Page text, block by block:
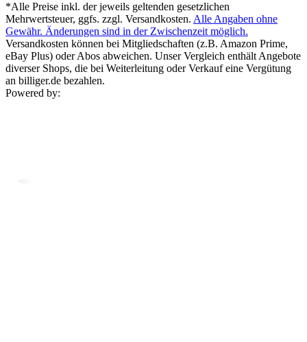
*Alle Preise inkl. der jeweils geltenden gesetzlichen
Mehrwertsteuer, ggfs. zzgl. Versandkosten. Alle Angaben ohne
Gewähr. Änderungen sind in der Zwischenzeit möglich.
Versandkosten können bei Mitgliedschaften (z.B. Amazon Prime,
eBay Plus) oder Abos abweichen. Unser Vergleich enthält Angebote
diverser Shops, die bei Weiterleitung oder Verkauf eine Vergütung
an billiger.de bezahlen.
Powered by: